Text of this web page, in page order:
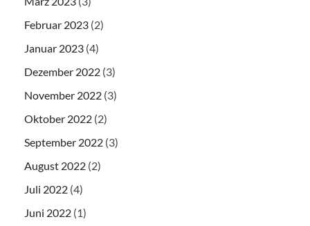
Februar 2023 (2)
Januar 2023 (4)
Dezember 2022 (3)
November 2022 (3)
Oktober 2022 (2)
September 2022 (3)
August 2022 (2)
Juli 2022 (4)
Juni 2022 (1)